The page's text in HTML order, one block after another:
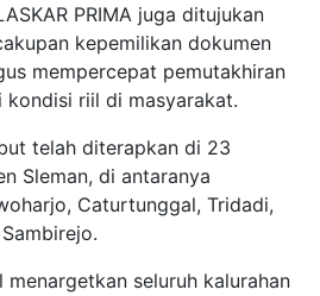
PRIMA juga ditujukan
kepemilikan dokumen
mempercepat pemutakhiran
kondisi riil di masyarakat.
telah diterapkan di 23
Sleman, di antaranya
Caturtunggal, Tridadi,
menargetkan seluruh kalurahan